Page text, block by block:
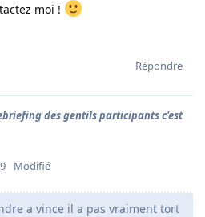
moi !
Répondre
des gentils participants c'est
Modifié
a vince il a pas vraiment tort